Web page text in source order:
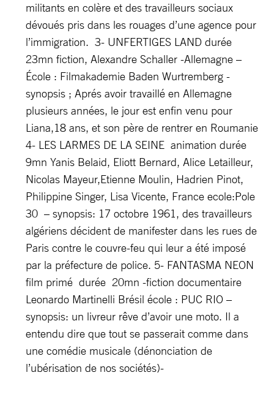
militants en colère et des travailleurs sociaux
dévoués pris dans les rouages d’une agence pour
l’immigration. 3- UNFERTIGES LAND durée
23mn fiction, Alexandre Schaller -Allemagne –
École : Filmakademie Baden Wurtremberg -
synopsis ; Aprés avoir travaillé en Allemagne
plusieurs années, le jour est enfin venu pour
Liana,18 ans, et son père de rentrer en Roumanie
4- LES LARMES DE LA SEINE animation durée
9mn Yanis Belaid, Eliott Bernard, Alice Letailleur,
Nicolas Mayeur,Etienne Moulin, Hadrien Pinot,
Philippine Singer, Lisa Vicente, France ecole:Pole
30 – synopsis: 17 octobre 1961, des travailleurs
algériens décident de manifester dans les rues de
Paris contre le couvre-feu qui leur a été imposé
par la préfecture de police. 5- FANTASMA NEON
film primé durée 20mn -fiction documentaire
Leonardo Martinelli Brésil école : PUC RIO –
synopsis: un livreur rêve d’avoir une moto. Il a
entendu dire que tout se passerait comme dans
une comédie musicale (dénonciation de
l’ubérisation de nos sociétés)-